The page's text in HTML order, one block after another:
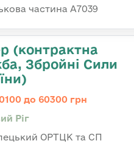
частина А7039
(контрактна
Збройні Сили
до 60300 грн
Ріг
ОРТЦК та СП